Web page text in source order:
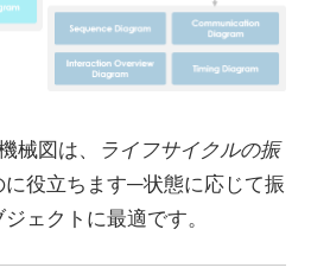
械図は、
ライフサイクルの振
に役立ちます—状態に応じて振
ェクトに最適です。